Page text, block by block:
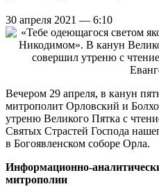
30 апреля 2021 — 6:10
Вечером 29 апреля, в канун
митрополит Орловский и
утреню Великого Пятка с
Святых Страстей Господа
в Богоявленском соборе Орла.
Информационно-
митрополии